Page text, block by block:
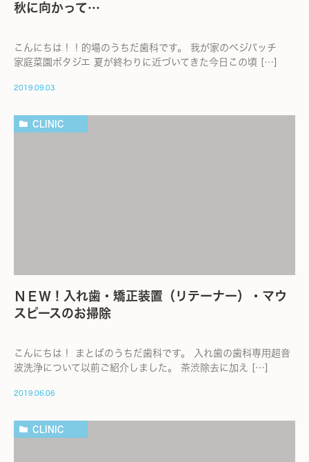
秋に向かって…
こんにちは！！的場のうちだ歯科です。 我が家のベジパッチ
家庭菜園ポタジエ 夏が終わりに近づいてきた今日この頃 […]
2019.09.03
CLINIC
ＮＥＷ！入れ歯・矯正装置（リテーナー）・マウ
スピースのお掃除
こんにちは！ まとばのうちだ歯科です。 入れ歯の歯科専用超音
波洗浄について以前ご紹介しました。 茶渋除去に加え […]
2019.06.06
CLINIC